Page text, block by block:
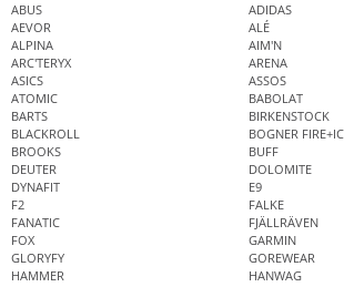
ABUS
ADIDAS
AEVOR
ALÉ
ALPINA
AIM'N
ARC'TERYX
ARENA
ASICS
ASSOS
ATOMIC
BABOLAT
BARTS
BIRKENSTOCK
BLACKROLL
BOGNER
BROOKS
BUFF
DEUTER
DOLOMITE
DYNAFIT
E9
F2
FALKE
FANATIC
FJÄLLRÄVEN
FOX
GARMIN
GLORYFY
GOREWEAR
HAMMER
HANWAG